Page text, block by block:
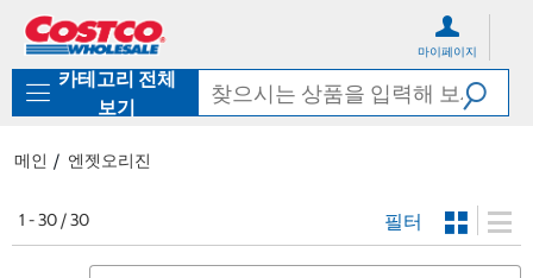
로
기
가
마이페이지
카테고리 전체
보기
메인 엔젯오리진
1 - 30 / 30 필터